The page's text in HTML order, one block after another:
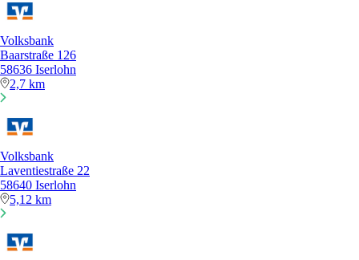
Volksbank
Baarstraße 126
58636 Iserlohn
2,7 km
Volksbank
Laventiestraße 22
58640 Iserlohn
5,12 km